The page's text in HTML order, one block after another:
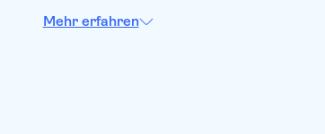
Mehr erfahren